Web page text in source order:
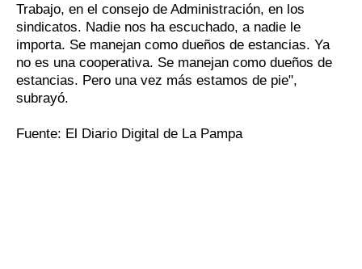
Trabajo, en el consejo de Administración, en los
sindicatos. Nadie nos ha escuchado, a nadie le
importa. Se manejan como dueños de estancias. Ya
no es una cooperativa. Se manejan como dueños de
estancias. Pero una vez más estamos de pie",
subrayó.
Fuente: El Diario Digital de La Pampa